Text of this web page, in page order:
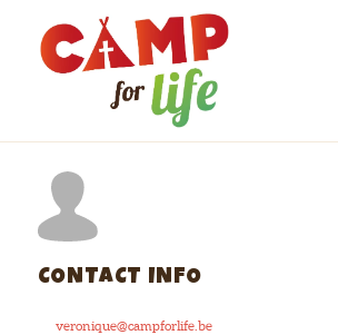
NEWS
A PROPOS
CONTACT INFO
veronique@campforlife.be